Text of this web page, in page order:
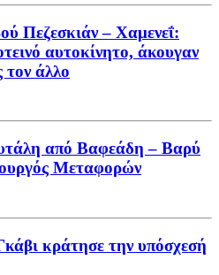
Πεζεσκιάν – Χαμενεΐ:
αυτοκίνητο, άκουγαν
τον άλλο
από Βαφεάδη – Βαρύ
Μεταφορών
κράτησε την υπόσχεσή